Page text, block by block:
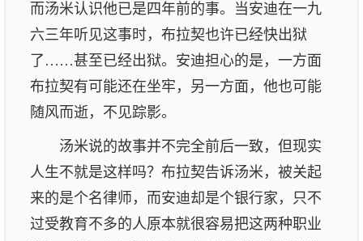
而汤米认识他已是四年前的事。当安迪在一九
六三年听见这事时，布拉契也许已经快出狱
了……甚至已经出狱。安迪担心的是，一方面
布拉契有可能还在坐牢，另一方面，他也可能
随风而逝，不见踪影。
汤米说的故事并不完全前后一致，但现实
人生不就是这样吗？布拉契告诉汤米，被关起
来的是个名律师，而安迪却是个银行家，只不
过受教育不多的人原本就很容易把这两种职业